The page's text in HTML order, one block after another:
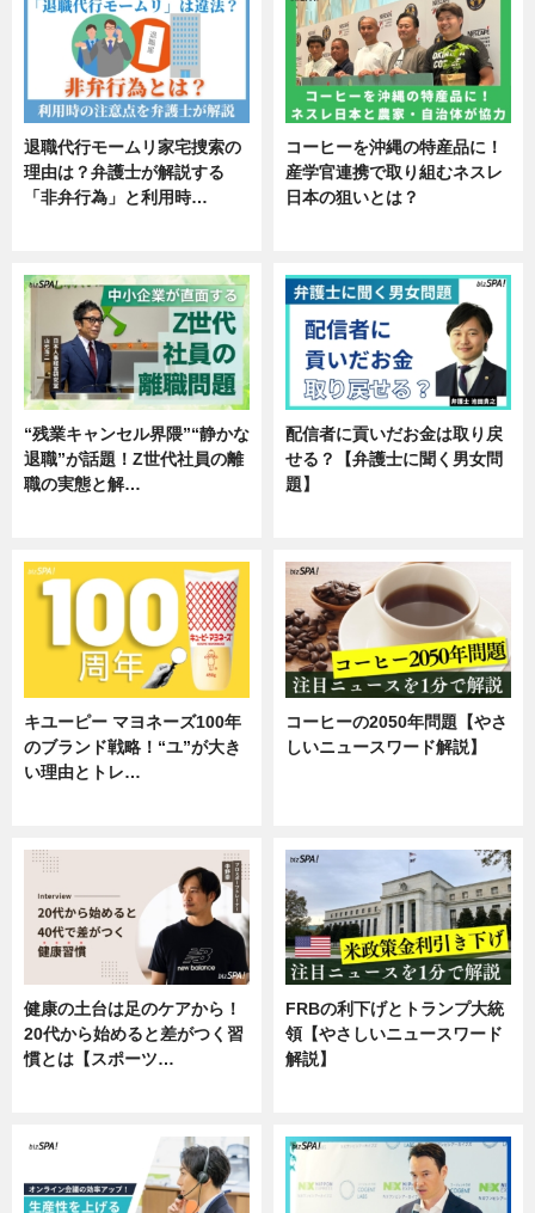
退職代行モームリ家宅捜索の
理由は？弁護士が解説する
「非弁行為」と利用時…
コーヒーを沖縄の特産品に！
産学官連携で取り組むネスレ
日本の狙いとは？
“残業キャンセル界隈”“静かな
退職”が話題！Z世代社員の離
職の実態と解…
配信者に貢いだお金は取り戻
せる？【弁護士に聞く男女問
題】
キユーピー マヨネーズ100年
のブランド戦略！“ユ”が大き
い理由とトレ…
コーヒーの2050年問題【やさ
しいニュースワード解説】
健康の土台は足のケアから！
20代から始めると差がつく習
慣とは【スポーツ…
FRBの利下げとトランプ大統
領【やさしいニュースワード
解説】